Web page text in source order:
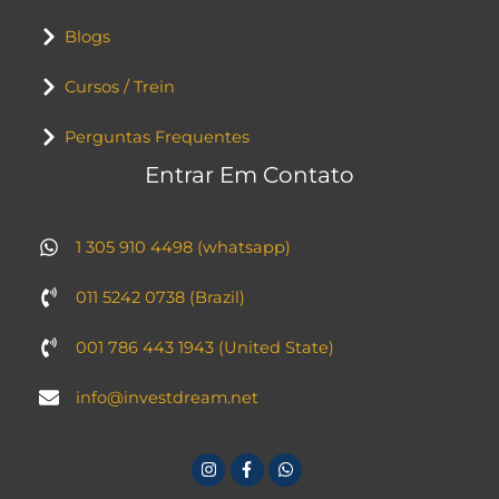
Blogs
Cursos / Trein
Perguntas Frequentes
Entrar Em Contato
1 305 910 4498 (whatsapp)
011 5242 0738 (Brazil)
001 786 443 1943 (United State)
info@investdream.net